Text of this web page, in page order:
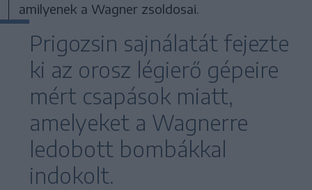
amilyenek a Wagner zsoldosai.
Prigozsin sajnálatát fejezte
ki az orosz légierő gépeire
mért csapások miatt,
amelyeket a Wagnerre
ledobott bombákkal
indokolt.